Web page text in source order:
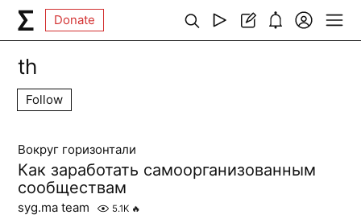
Donate
th
Follow
Вокруг горизонтали
Как заработать самоорганизованным
сообществам
syg.ma team 5.1K 🔥